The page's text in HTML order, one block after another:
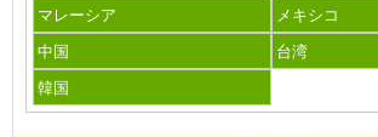
マレーシア
メキシコ
中国
台湾
韓国